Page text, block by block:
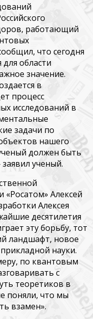
работающий
что сегодня
области
значение.
в
процесс
исследований в
задачи по
нашего
должен быть
ученый.
Алексей
Алексея
десятилетия
эту борьбу, тот
ландшафт, новое
науки.
по квантовым
с
теоретиков в
поняли, что мы
взамен».